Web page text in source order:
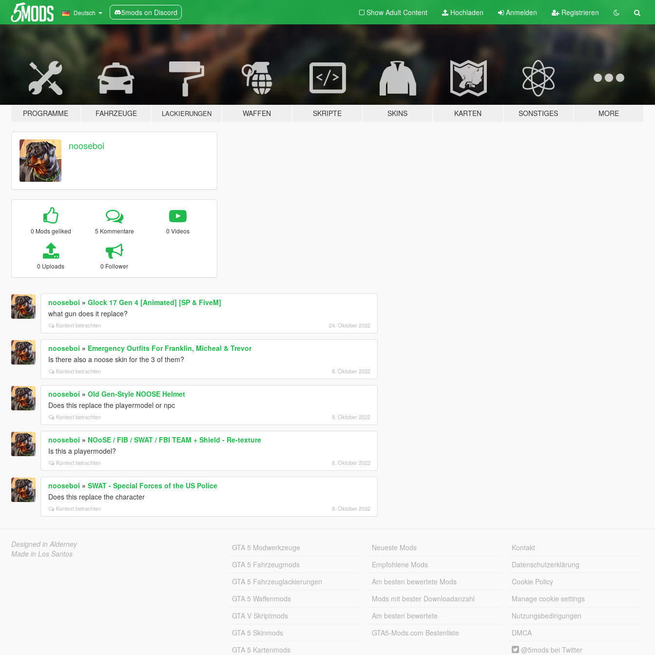
Deutsch 5mods on Discord Show Adult Content Hochladen Anmelden Registrieren
PROGRAMME FAHRZEUGE LACKIERUNGEN WAFFEN SKRIPTE SKINS KARTEN SONSTIGES MORE
nooseboi
0 Mods geliked 5 Kommentare 0 Videos
0 Uploads 0 Follower
nooseboi » Glock 17 Gen 4 [Animated] [SP & FiveM]
what gun does it replace?
Kontext betrachten 24. Oktober 2022
nooseboi » Emergency Outfits For Franklin, Micheal & Trevor
Is there also a noose skin for the 3 of them?
Kontext betrachten 8. Oktober 2022
nooseboi » Old Gen-Style NOOSE Helmet
Does this replace the playermodel or npc
Kontext betrachten 8. Oktober 2022
nooseboi » NOoSE / FIB / SWAT / FBI TEAM + Shield - Re-texture
Is this a playermodel?
Kontext betrachten 8. Oktober 2022
nooseboi » SWAT - Special Forces of the US Police
Does this replace the character
Kontext betrachten 8. Oktober 2022
Designed in Alderney
Made in Los Santos
GTA 5 Modwerkzeuge
GTA 5 Fahrzeugmods
GTA 5 Fahrzeuglackierungen
GTA 5 Waffenmods
GTA V Skriptmods
GTA 5 Skinmods
GTA 5 Kartenmods
Neueste Mods
Empfohlene Mods
Am besten bewertete Mods
Mods mit bester Downloadanzahl
Am besten bewertete
GTA5-Mods.com Bestenliste
Kontakt
Datenschutzerklärung
Cookie Policy
Manage cookie settings
Nutzungsbedingungen
DMCA
@5mods bei Twitter